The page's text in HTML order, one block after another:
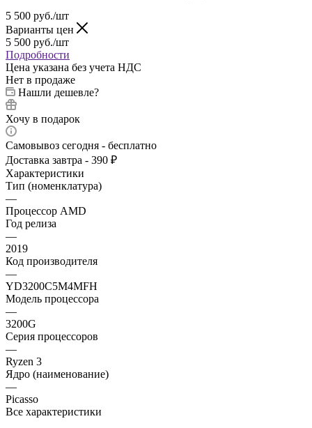
5 500 руб./шт
Варианты цен
5 500 руб./шт
Подробности
Цена указана без учета НДС
Нет в продаже
Нашли дешевле?
Хочу в подарок
Самовывоз сегодня - бесплатно
Доставка завтра - 390 ₽
Характеристики
Тип (номенклатура)
—
Процессор AMD
Год релиза
—
2019
Код производителя
—
YD3200C5M4MFH
Модель процессора
—
3200G
Серия процессоров
—
Ryzen 3
Ядро (наименование)
—
Picasso
Все характеристики